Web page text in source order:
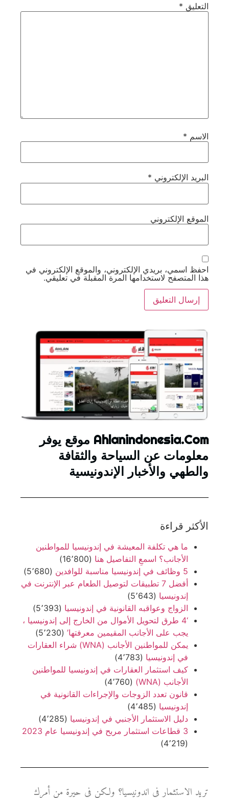
التعليق *
الاسم *
البريد الإلكتروني *
الموقع الإلكتروني
احفظ اسمي، بريدي الإلكتروني، والموقع الإلكتروني في
هذا المتصفح لاستخدامها المرة المقبلة في تعليقي.
Ahlanindonesia.Com موقع يوفر
معلومات عن السياحة والثقافة
والطهي والأخبار الإندونيسية
الأكثر قراءة
ما هي تكلفة المعيشة في إندونيسيا للمواطنين
الأجانب؟ اسمعِ التفاصيل هنا (16٬800)
5 وظائف في إندونيسيا مناسبة للوافدين
(5٬680)
أفضل 7 تطبيقات لتوصيل الطعام عبر الإنترنت في
إندونيسيا (5٬643)
الزواج وعواقبه القانونية في إندونيسيا (5٬393)
‘4 طرق لتحويل الأموال من الخارج إلى إندونيسيا ،
يجب على الأجانب المقيمين معرفتها’ (5٬230)
يمكن للمواطنين الأجانب (WNA) شراء العقارات
في إندونيسيا (4٬783)
كيف استثمار العقارات في إندونيسيا للمواطنين
الأجانب (WNA)
(4٬760)
قانون تعدد الزوجات والإجراءات القانونية في
إندونيسيا (4٬485)
دليل الاستثمار الأجنبي في إندونيسيا (4٬285)
3 قطاعات استثمار مربح في إندونيسيا عام 2023
(4٬219)
تريد الاستثمار في اندونيسيا؟ ولكن في حيرة من أمرك